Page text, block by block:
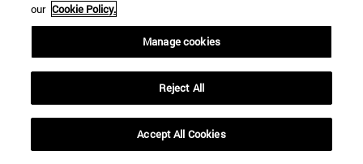
our Cookie Policy.
Manage cookies
Reject All
Accept All Cookies